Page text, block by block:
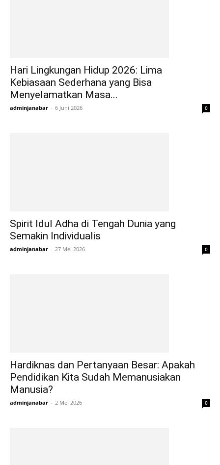
Hari Lingkungan Hidup 2026: Lima
Kebiasaan Sederhana yang Bisa
Menyelamatkan Masa...
adminjanabar - 6 Juni 2026 0
Spirit Idul Adha di Tengah Dunia yang
Semakin Individualis
adminjanabar - 27 Mei 2026 0
Hardiknas dan Pertanyaan Besar: Apakah
Pendidikan Kita Sudah Memanusiakan
Manusia?
adminjanabar - 2 Mei 2026 0